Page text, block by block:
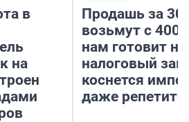
в
на
Продашь за
возьмут с
нам готовит
налоговый
коснется
даже